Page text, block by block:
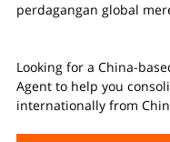
perdagangan global
Looking for a China-
Agent to help you
internationally from